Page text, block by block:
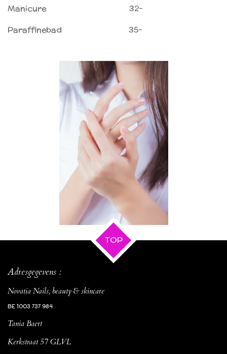
Manicure 32-
Paraffinebad 35-
TOP
Adresgegevens :
Novatia Nails, beauty & skincare
BE 1003 737 984
Tania Baert
Kerkstraat 57 GLVL